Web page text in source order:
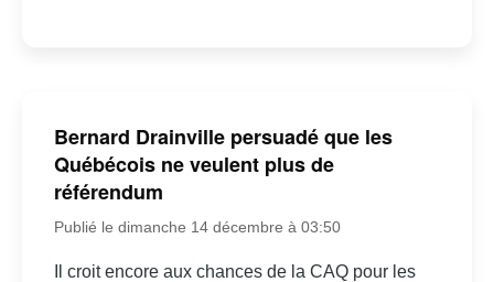
Bernard Drainville persuadé que les
Québécois ne veulent plus de
référendum
Publié le dimanche 14 décembre à 03:50
Il croit encore aux chances de la CAQ pour les